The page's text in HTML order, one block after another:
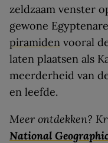
zeldzaam venster
gewone
piramiden vooral
laten plaatsen als
meerderheid van
en leefde.
Meer ontdekken?
National